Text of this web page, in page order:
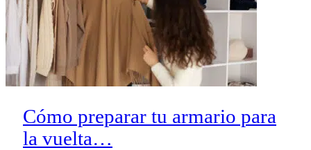
Cómo preparar tu armario para
la vuelta…